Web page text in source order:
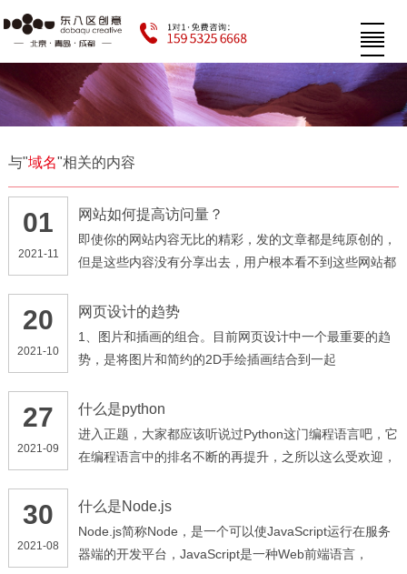
与"域名"相关的内容
01
2021-11
网站如何提高访问量？
即使你的网站内容无比的精彩，发的文章都是纯原创的，
但是这些内容没有分享出去，用户根本看不到这些网站都
的内容分享到各大平台上面，告诉大家你是做什么的，从
而增加网站的访问量。
20
2021-10
网页设计的趋势
1、图片和插画的组合。目前网页设计中一个最重要的趋
势，是将图片和简约的2D手绘插画结合到一起
27
2021-09
什么是python
进入正题，大家都应该听说过Python这门编程语言吧，它
在编程语言中的排名不断的再提升，之所以这么受欢迎，
快速上手，也许你会问我python能干什么用，它的用处可
多了：比如web开发（django，flask等），网络爬虫
（scrapy等），数据分析（numpy，pandas，matplotlib
30
2021-08
什么是Node.js
Node.js简称Node，是一个可以使JavaScript运行在服务
器端的开发平台，JavaScript是一种Web前端语言，